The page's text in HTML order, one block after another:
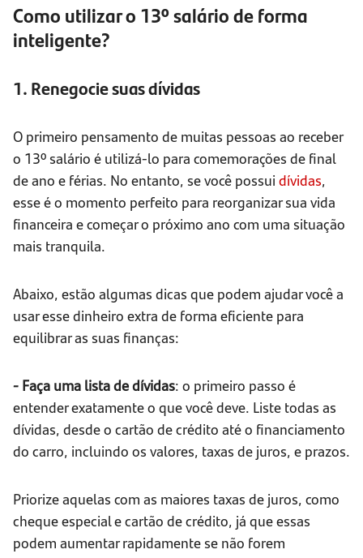
Como utilizar o 13º salário de forma
inteligente?
1. Renegocie suas dívidas
O primeiro pensamento de muitas pessoas ao receber
o 13º salário é utilizá-lo para comemorações de final
de ano e férias. No entanto, se você possui dívidas,
esse é o momento perfeito para reorganizar sua vida
financeira e começar o próximo ano com uma situação
mais tranquila.
Abaixo, estão algumas dicas que podem ajudar você a
usar esse dinheiro extra de forma eficiente para
equilibrar as suas finanças:
- Faça uma lista de dívidas: o primeiro passo é
entender exatamente o que você deve. Liste todas as
dívidas, desde o cartão de crédito até o financiamento
do carro, incluindo os valores, taxas de juros, e prazos.
Priorize aquelas com as maiores taxas de juros, como
cheque especial e cartão de crédito, já que essas
podem aumentar rapidamente se não forem